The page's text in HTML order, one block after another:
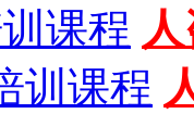
课程
训课程